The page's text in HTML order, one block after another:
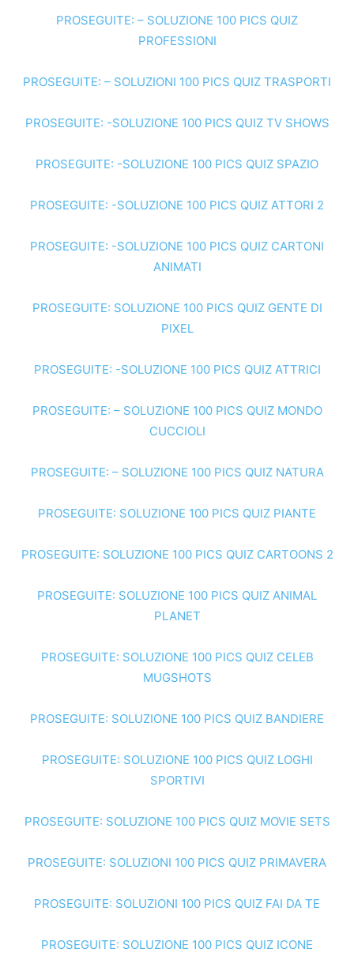
PROSEGUITE: – SOLUZIONE 100 PICS QUIZ
PROFESSIONI
PROSEGUITE: – SOLUZIONI 100 PICS QUIZ TRASPORTI
PROSEGUITE: -SOLUZIONE 100 PICS QUIZ TV SHOWS
PROSEGUITE: -SOLUZIONE 100 PICS QUIZ SPAZIO
PROSEGUITE: -SOLUZIONE 100 PICS QUIZ ATTORI 2
PROSEGUITE: -SOLUZIONE 100 PICS QUIZ CARTONI
ANIMATI
PROSEGUITE: SOLUZIONE 100 PICS QUIZ GENTE DI
PIXEL
PROSEGUITE: -SOLUZIONE 100 PICS QUIZ ATTRICI
PROSEGUITE: – SOLUZIONE 100 PICS QUIZ MONDO
CUCCIOLI
PROSEGUITE: – SOLUZIONE 100 PICS QUIZ NATURA
PROSEGUITE: SOLUZIONE 100 PICS QUIZ PIANTE
PROSEGUITE: SOLUZIONE 100 PICS QUIZ CARTOONS 2
PROSEGUITE: SOLUZIONE 100 PICS QUIZ ANIMAL
PLANET
PROSEGUITE: SOLUZIONE 100 PICS QUIZ CELEB
MUGSHOTS
PROSEGUITE: SOLUZIONE 100 PICS QUIZ BANDIERE
PROSEGUITE: SOLUZIONE 100 PICS QUIZ LOGHI
SPORTIVI
PROSEGUITE: SOLUZIONE 100 PICS QUIZ MOVIE SETS
PROSEGUITE: SOLUZIONI 100 PICS QUIZ PRIMAVERA
PROSEGUITE: SOLUZIONI 100 PICS QUIZ FAI DA TE
PROSEGUITE: SOLUZIONE 100 PICS QUIZ ICONE